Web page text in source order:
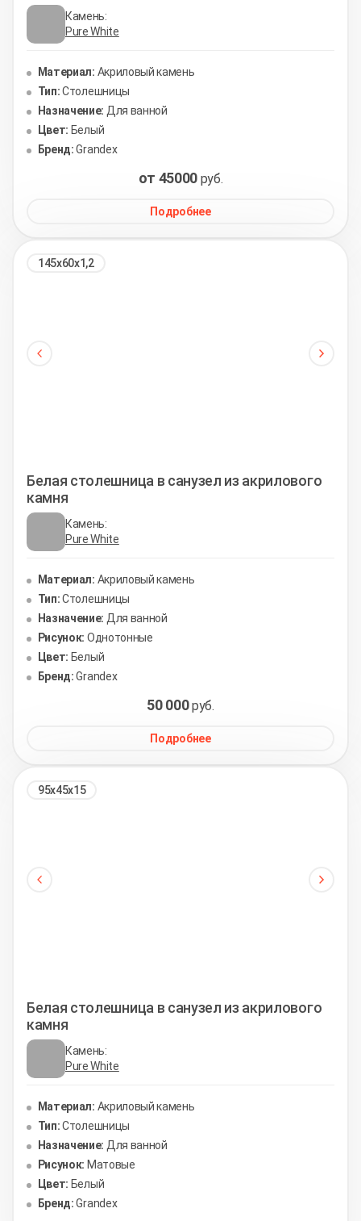
Камень:
Pure White
Материал: Акриловый камень
Тип:Столешницы
Назначение: Для ванной
Цвет: Белый
Бренд: Grandex
от 45000 руб.
Подробнее
145х60х1,2
Белая столешница в санузел из акрилового
камня
Камень:
Pure White
Материал: Акриловый камень
Тип:Столешницы
Назначение: Для ванной
Рисунок: Однотонные
Цвет: Белый
Бренд: Grandex
50 000руб.
Подробнее
95х45х15
Белая столешница в санузел из акрилового
камня
Камень:
Pure White
Материал: Акриловый камень
Тип:Столешницы
Назначение: Для ванной
Рисунок: Матовые
Цвет: Белый
Бренд: Grandex